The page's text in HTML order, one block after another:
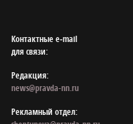
Контактные e‑mail
для связи:
Редакция:
news@pravda-nn.ru
Рекламный отдел: